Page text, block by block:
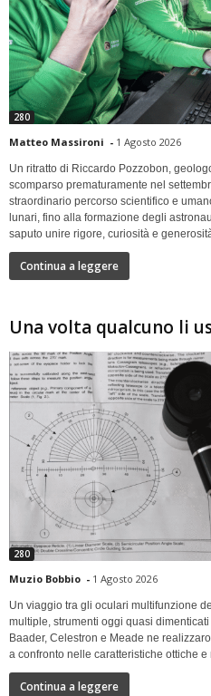
280
Matteo Massironi - 1 Agosto 2026
Un ritratto di Riccardo Pozzobon,
scomparso prematuramente nel
straordinario percorso scientifico e
lunari, fino alla formazione degli
saputo unire rigore, curiosità e
Continua a leggere
Una volta qualcuno li
280
Muzio Bobbio - 1 Agosto 2026
Un viaggio tra gli oculari multifunzione
multiple, strumenti oggi quasi
Baader, Celestron e Meade ne
a confronto nelle caratteristiche ottiche
Continua a leggere